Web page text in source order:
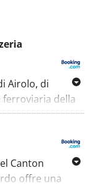
è del
del 9%.
Airolo, di
della
- Restaurant
e nella
Canton
offre una